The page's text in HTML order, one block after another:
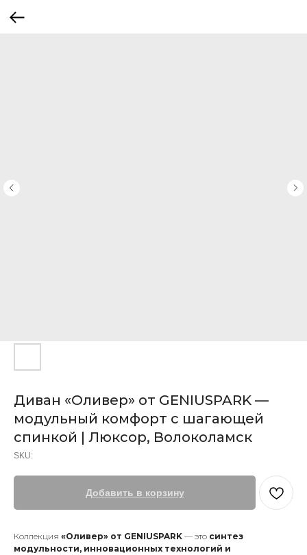
Диван «Оливер» от GENIUSPARK —
модульный комфорт с шагающей
спинкой | Люксор, Волоколамск
SKU:
Добавить в корзину
Коллекция «Оливер» от GENIUSPARK — это синтез
модульности, инновационных технологий и